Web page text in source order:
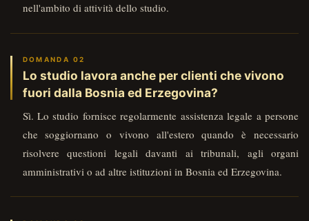
nell'ambito di attività dello studio.
Lo studio lavora anche per clienti che vivono
fuori dalla Bosnia ed Erzegovina?
Sì. Lo studio fornisce regolarmente assistenza legale a persone
che soggiornano o vivono all'estero quando è necessario
risolvere questioni legali davanti ai tribunali, agli organi
amministrativi o ad altre istituzioni in Bosnia ed Erzegovina.